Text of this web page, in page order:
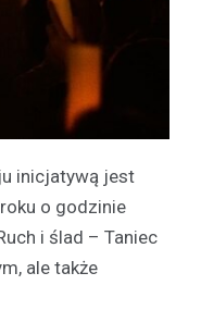
inicjatywą jest
o godzinie
i ślad – Taniec
ale także